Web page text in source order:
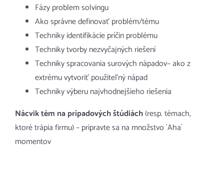
Fázy problem solvingu
Ako správne definovať problém/tému
Techniky identifikácie príčin problému
Techniky tvorby nezvyčajných riešení
Techniky spracovania surových nápadov– ako z
extrému vytvoriť použiteľný nápad
Techniky výberu najvhodnejšieho riešenia
Nácvik tém na prípadových štúdiách(resp. témach,
ktoré trápia firmu) – pripravte sa na množstvo ´Aha´
momentov